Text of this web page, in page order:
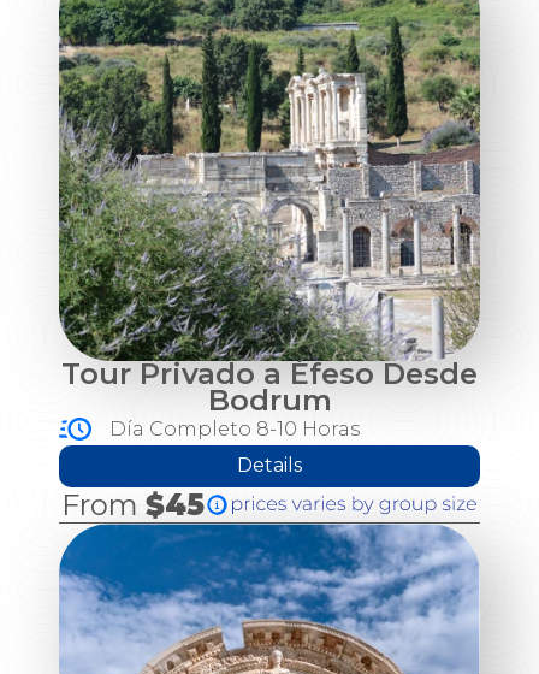
Tour Privado a Éfeso Desde
Bodrum
Día Completo 8-10 Horas
Details
From $45